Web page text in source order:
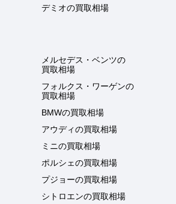
デミオの買取相場
メルセデス・ベンツの
買取相場
フォルクス・ワーゲンの
買取相場
BMWの買取相場
アウディの買取相場
ミニの買取相場
ポルシェの買取相場
プジョーの買取相場
シトロエンの買取相場